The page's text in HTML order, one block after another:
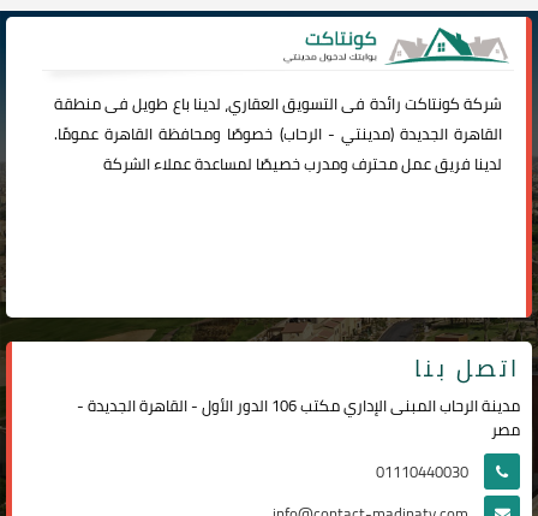
شركةكونتاكترائدة فى التسويق العقاري، لدينا باع طويل فى منطقة
القاهرة الجديدة (مدينتي -الرحاب) خصوصًا ومحافظة القاهرة عمومًا.
لدينا فريق عمل محترف ومدرب خصيصًا لمساعدة عملاء الشركة
اتصل بنا
مدينة الرحاب المبنى الإداري مكتب 106 الدور الأول - القاهرة الجديدة -
مصر
01110440030